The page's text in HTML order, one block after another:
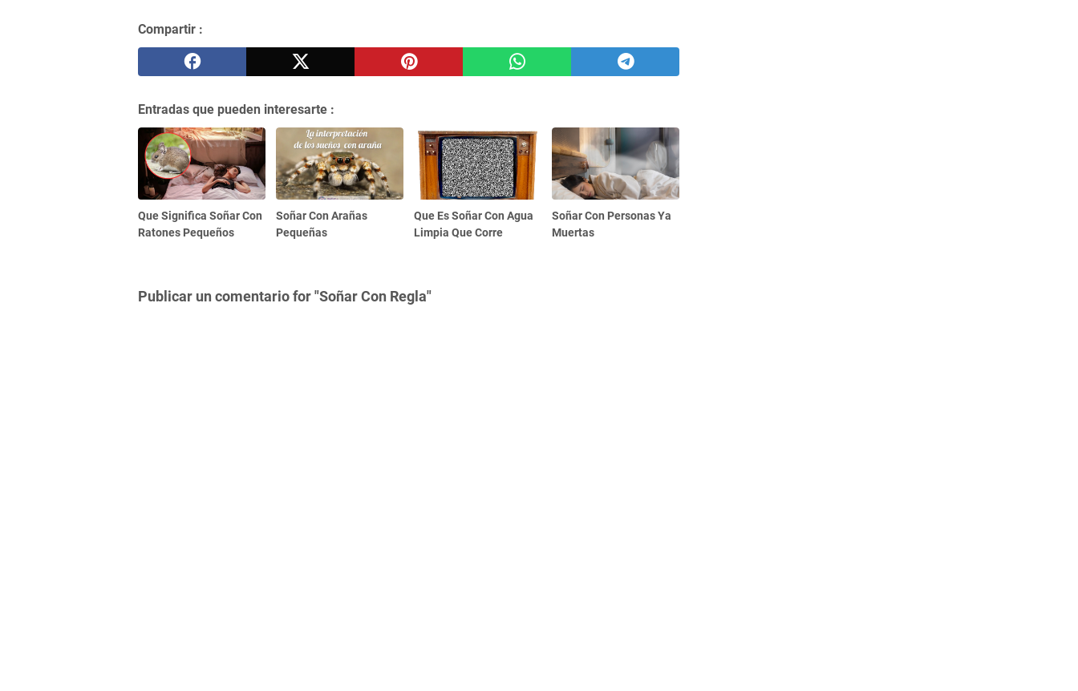
Compartir :
Entradas que pueden interesarte :
Que Significa Soñar Con
Ratones Pequeños
Soñar Con Arañas
Pequeñas
Que Es Soñar Con Agua
Limpia Que Corre
Soñar Con Personas Ya
Muertas
Publicar un comentario for "Soñar Con Regla"